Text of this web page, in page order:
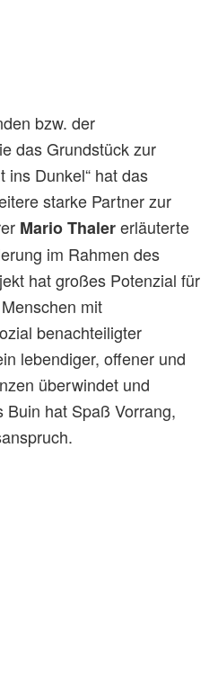
bzw. der
das Grundstück zur
ins Dunkel“ hat das
starke Partner zur
Mario Thalererläuterte
im Rahmen des
hat großes Potenzial für
mit
benachteiligter
lebendiger, offener und
überwindet und
Buin hat Spaß Vorrang,